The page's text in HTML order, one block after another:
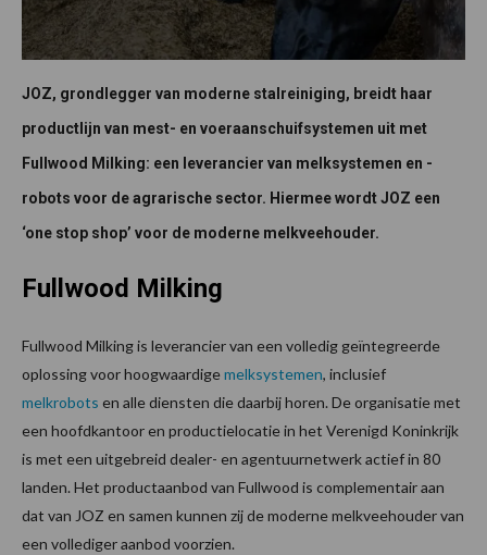
JOZ, grondlegger van moderne stalreiniging, breidt haar
productlijn van mest- en voeraanschuifsystemen uit met
Fullwood Milking: een leverancier van melksystemen en -
robots voor de agrarische sector. Hiermee wordt JOZ een
‘one stop shop’ voor de moderne melkveehouder.
Fullwood Milking
Fullwood Milking is leverancier van een volledig geïntegreerde
oplossing voor hoogwaardigemelksystemen, inclusief
melkrobots en alle diensten die daarbij horen. De organisatie met
een hoofdkantoor en productielocatie in het Verenigd Koninkrijk
is met een uitgebreid dealer- en agentuurnetwerk actief in 80
landen. Het productaanbod van Fullwood is complementair aan
dat van JOZ en samen kunnen zij de moderne melkveehouder van
een vollediger aanbod voorzien.